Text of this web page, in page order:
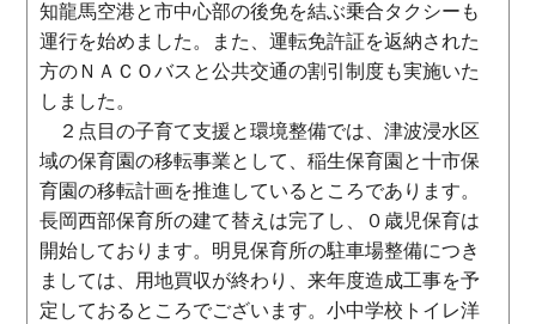
知龍馬空港と市中心部の後免を結ぶ乗合タクシーも
運行を始めました。また、運転免許証を返納された
方のＮＡＣＯバスと公共交通の割引制度も実施いた
しました。
２点目の子育て支援と環境整備では、津波浸水区
域の保育園の移転事業として、稲生保育園と十市保
育園の移転計画を推進しているところであります。
長岡西部保育所の建て替えは完了し、０歳児保育は
開始しております。明見保育所の駐車場整備につき
ましては、用地買収が終わり、来年度造成工事を予
定しておるところでございます。小中学校トイレ洋